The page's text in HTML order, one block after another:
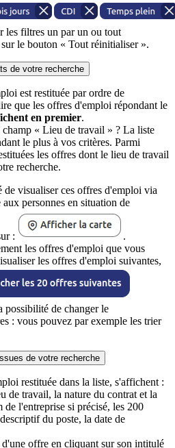
les filtres un par un ou tout
le bouton « Tout réinitialiser ».
de votre recherche
est restituée par ordre de
que les offres d'emploi répondant le
en premier.
champ « Lieu de travail » ? La liste
le plus à vos critères. Parmi
les offres dont le lieu de travail
recherche.
de visualiser ces offres d'emploi via
personnes en situation de
:
.
les offres d'emploi que vous
les offres d'emploi suivantes,
possibilité de changer le
: vous pouvez par exemple les trier
de votre recherche
restituée dans la liste, s'affichent :
de travail, la nature du contrat et la
de l'entreprise si précisé, les 200
du poste, la date de
d'une offre en cliquant sur son intitulé